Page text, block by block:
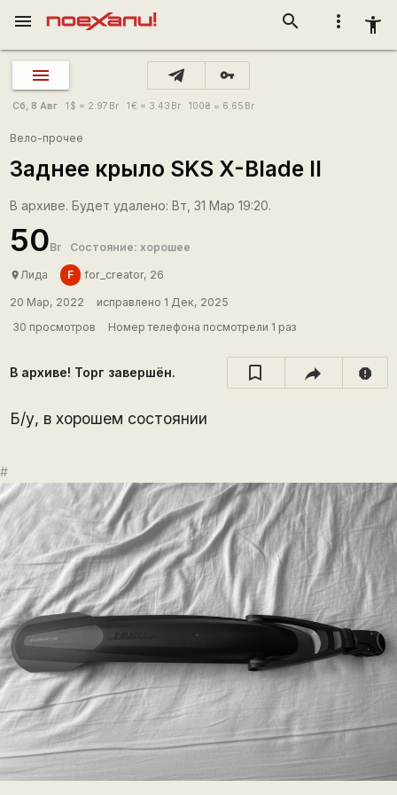
more_vert accessibility_new
search
menu
vpn_key
Сб, 8 Авг 1 $ = 2.97 Br 1€ = 3.43 Br 100₴ = 6.65 Br
Вело-прочее
Заднее крыло SKS X-Blade II
В архиве. Будет удалено: Вт, 31 Мар 19:20.
50Br Состояние: хорошее
placeЛида F for_creator, 26
20 Мар, 2022
исправлено 1 Дек, 2025
30 просмотров
Номер телефона посмотрели 1 раз
В архиве! Торг завершён. report
Б/у, в хорошем состоянии
#